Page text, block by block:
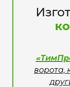
ворота,